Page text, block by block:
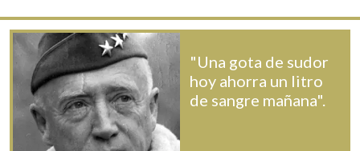
"Una gota de sudor
hoy ahorra un litro
de sangre mañana".